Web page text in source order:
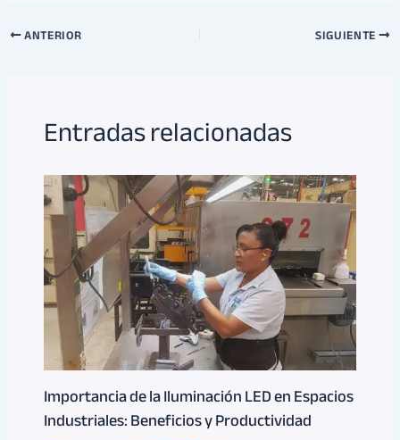
ANTERIOR SIGUIENTE
Entradas relacionadas
Importancia de la Iluminación LED en Espacios
Industriales: Beneficios y Productividad